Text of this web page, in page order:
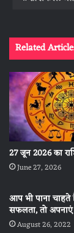
Related
27 जून 2026 का
June 27, 2026
आप भी पाना चाहते
सफलता, तो
August 26, 2022